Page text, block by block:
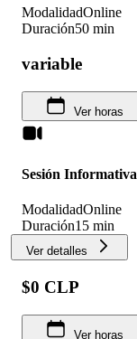
ModalidadOnline
Duración50 min
variable
Ver horas
Sesión
ModalidadOnline
Duración15 min
Ver detalles
$0 CLP
Ver horas